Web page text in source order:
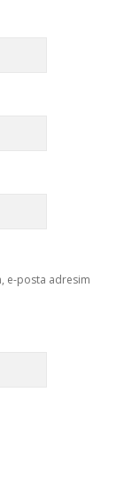
e-posta adresim